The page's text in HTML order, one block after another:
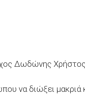
Δωδώνης
να διώξει